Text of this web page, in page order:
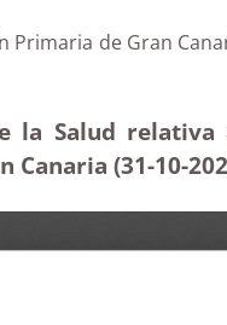
Primaria de
la Salud
(31-10-